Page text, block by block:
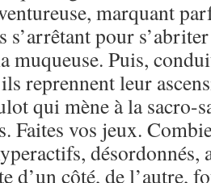
marquant
s’arrêtant pour
muqueuse. Puis,
reprennent leur
qui mène à la sacro-
Faites vos jeux.
désordonnés,
d’un côté, de l’autre,